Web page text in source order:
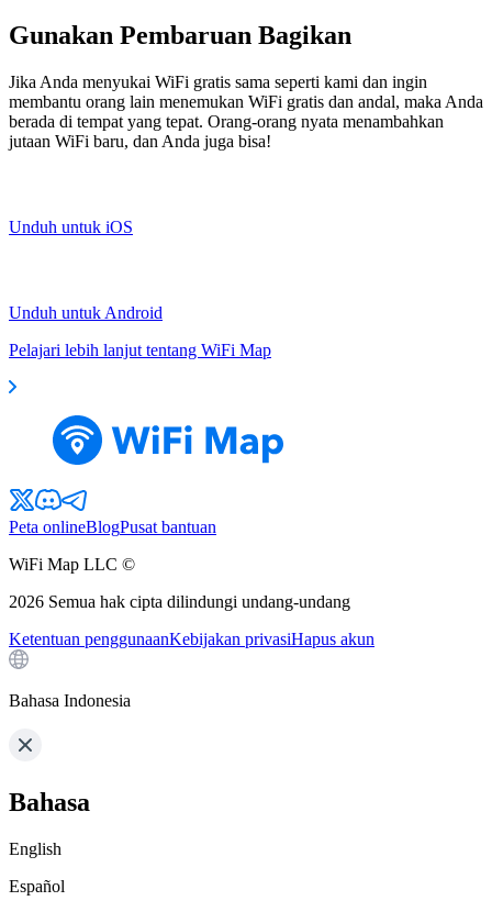
Gunakan Pembaruan Bagikan
Jika Anda menyukai WiFi gratis sama seperti kami dan ingin
membantu orang lain menemukan WiFi gratis dan andal, maka Anda
berada di tempat yang tepat. Orang-orang nyata menambahkan
jutaan WiFi baru, dan Anda juga bisa!
Unduh untuk iOS
Unduh untuk Android
Pelajari lebih lanjut tentang WiFi Map
Peta onlineBlogPusat bantuan
WiFi Map LLC ©
2026 Semua hak cipta dilindungi undang-undang
Ketentuan penggunaanKebijakan privasiHapus akun
Bahasa Indonesia
Bahasa
English
Español